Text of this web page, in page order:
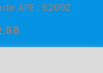
APE : 6209Z